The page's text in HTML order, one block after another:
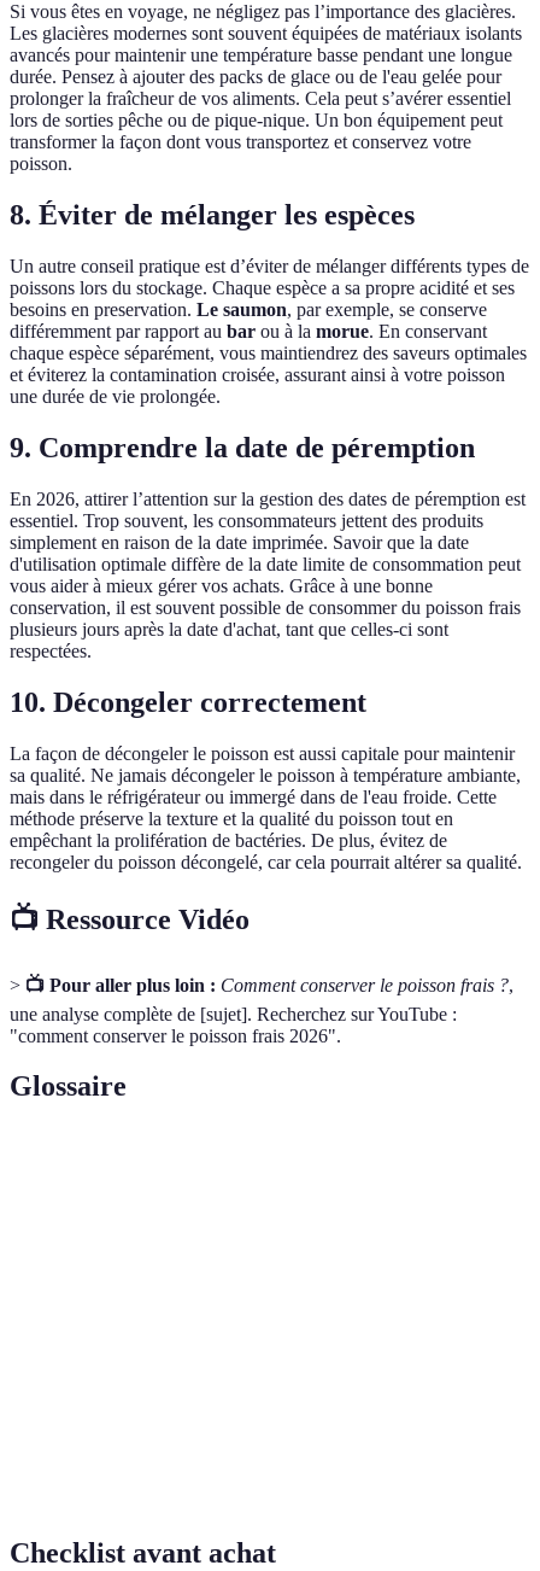
Si vous êtes en voyage, ne négligez pas l’importance des glacières.
Les glacières modernes sont souvent équipées de matériaux isolants
avancés pour maintenir une température basse pendant une longue
durée. Pensez à ajouter des packs de glace ou de l'eau gelée pour
prolonger la fraîcheur de vos aliments. Cela peut s’avérer essentiel
lors de sorties pêche ou de pique-nique. Un bon équipement peut
transformer la façon dont vous transportez et conservez votre
poisson.
8. Éviter de mélanger les espèces
Un autre conseil pratique est d’éviter de mélanger différents types de
poissons lors du stockage. Chaque espèce a sa propre acidité et ses
besoins en preservation. Le saumon, par exemple, se conserve
différemment par rapport au bar ou à la morue. En conservant
chaque espèce séparément, vous maintiendrez des saveurs optimales
et éviterez la contamination croisée, assurant ainsi à votre poisson
une durée de vie prolongée.
9. Comprendre la date de péremption
En 2026, attirer l’attention sur la gestion des dates de péremption est
essentiel. Trop souvent, les consommateurs jettent des produits
simplement en raison de la date imprimée. Savoir que la date
d'utilisation optimale diffère de la date limite de consommation peut
vous aider à mieux gérer vos achats. Grâce à une bonne
conservation, il est souvent possible de consommer du poisson frais
plusieurs jours après la date d'achat, tant que celles-ci sont
respectées.
10. Décongeler correctement
La façon de décongeler le poisson est aussi capitale pour maintenir
sa qualité. Ne jamais décongeler le poisson à température ambiante,
mais dans le réfrigérateur ou immergé dans de l'eau froide. Cette
méthode préserve la texture et la qualité du poisson tout en
empêchant la prolifération de bactéries. De plus, évitez de
recongeler du poisson décongelé, car cela pourrait altérer sa qualité.
📺 Ressource Vidéo
> 📺 Pour aller plus loin : Comment conserver le poisson frais ?,
une analyse complète de [sujet]. Recherchez sur YouTube :
"comment conserver le poisson frais 2026".
Glossaire
Checklist avant achat